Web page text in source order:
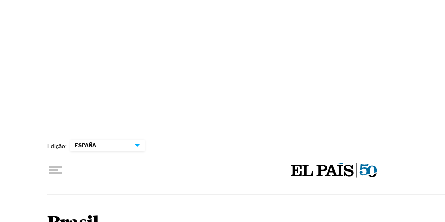
Edição: ESPAÑA